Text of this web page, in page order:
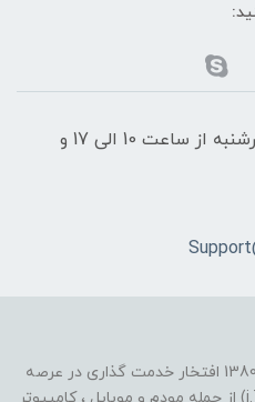
زمان پاسخگویی از شنبه تا چهارشنبه از ساعت 10 الی 17 و
فروشگاه موبایل آی تی تل از سال 1380 افتخار خدمت گذاری در عرصه